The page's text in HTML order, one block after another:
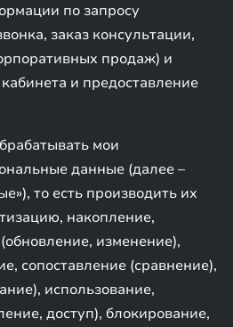
по запросу
заказ консультации,
продаж) и
и предоставление
мои
данные (далее –
то есть производить их
накопление,
изменение),
сопоставление (сравнение),
использование,
доступ), блокирование,